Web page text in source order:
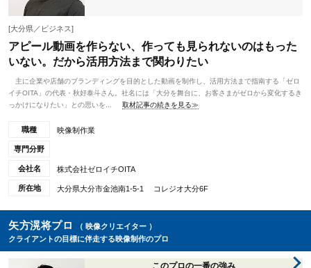
[大分県／ビジネス]
アピール動画を作らない、作っても見られないのはもった
いない。だから活用方法まで関わりたい
主に企業や店舗のブランディングを目的とした動画を制作し、活用方法まで指南する「ゼロ
イチOITA」の代表・秋好泰斗さん。社名には「大分を舞台に、お客さまがゼロから変化するき
っかけになりたい」との思いを...
取材記事の続きを見る≫
職種 映像制作業
専門分野
会社名 株式会社ゼロイチOITA
所在地 大分県大分市金池南1-5-1 コレジオ大分6F
矢方滉将プロ
（ 映像クリエイター ）
クライアントの目標に伴走する映像制作のプロ
このプロの一番の強み